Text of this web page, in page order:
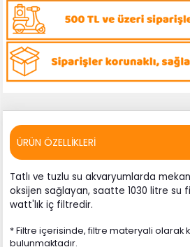
ÜRÜN ÖZELLIKLERI
Tatlı ve tuzlu su akvaryumlarda
oksijen sağlayan, saatte 1030 litre su
watt'lık iç filtredir.
* Filtre içerisinde, filtre materyali olarak
bulunmaktadır.